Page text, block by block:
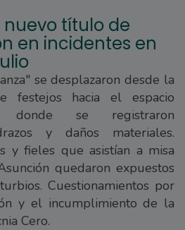
nuevo título de
en incidentes en
se desplazaron desde la
festejos hacia el espacio
donde se registraron
y daños materiales.
y fieles que asistían a misa
quedaron expuestos
Cuestionamientos por
y el incumplimiento de la
Cero.